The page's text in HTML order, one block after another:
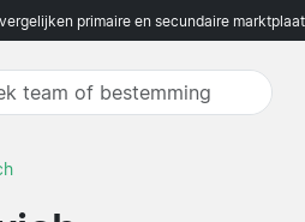
primaire en secundaire